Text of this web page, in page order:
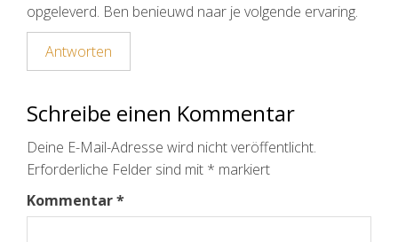
opgeleverd. Ben benieuwd naar je volgende ervaring.
Antworten
Schreibe einen Kommentar
Deine E-Mail-Adresse wird nicht veröffentlicht.
Erforderliche Felder sind mit * markiert
Kommentar*